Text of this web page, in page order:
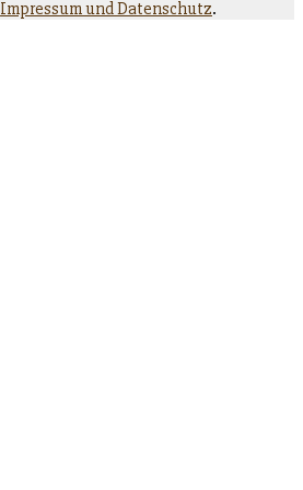
Impressum und Datenschutz.